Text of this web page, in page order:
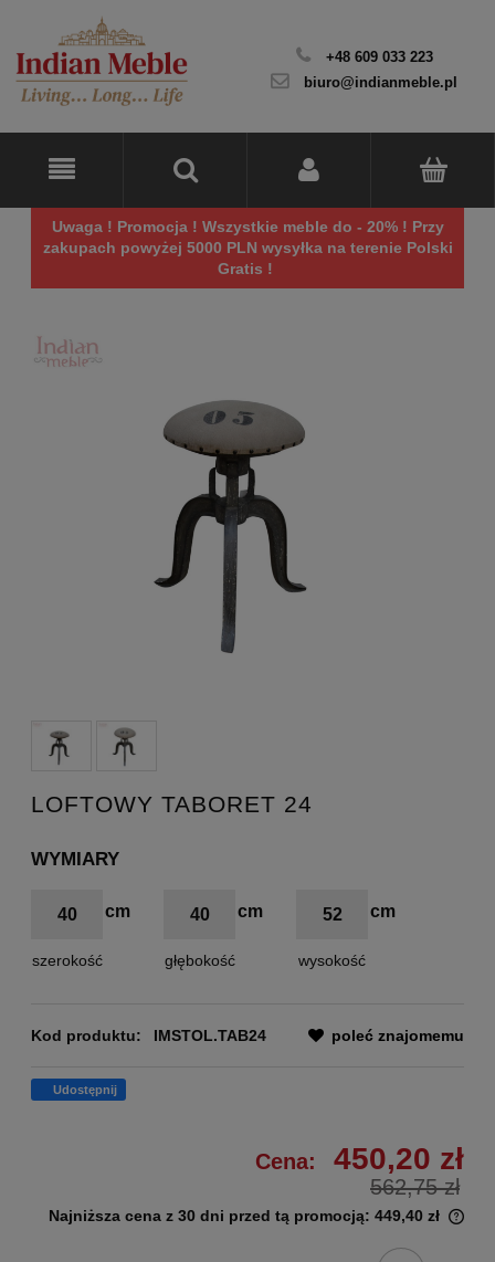
+48 609 033 223
biuro@indianmeble.pl
Uwaga ! Promocja ! Wszystkie meble do - 20% ! Przy
zakupach powyżej 5000 PLN wysyłka na terenie Polski
Gratis !
LOFTOWY TABORET 24
WYMIARY
40
szerokość
40
głębokość
52
wysokość
Kod produktu: IMSTOL.TAB24 poleć znajomemu
Udostępnij
Cena: 450,20 zł
562,75 zł
Najniższa cena z 30 dni przed tą promocją: 449,40 zł